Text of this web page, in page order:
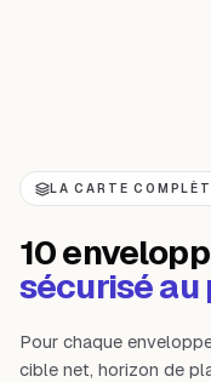
LA CARTE
10
sécurisé
Pour chaque
cible net, horizon de